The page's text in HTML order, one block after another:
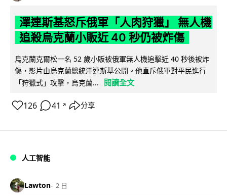
澤連斯基怒斥俄軍「人肉狩獵」 無人機
追殺烏克蘭小販近 40 秒仍被炸傷
烏克蘭克爾松一名 52 歲小販被俄軍無人機追擊近 40 秒後被炸
傷，影片由烏克蘭總統澤連斯基公開。他直斥俄軍對平民進行
「狩獵式」攻擊，烏克蘭...
閱讀全文
126 41 ↗ 分享
人工智能
Lawton 2 日